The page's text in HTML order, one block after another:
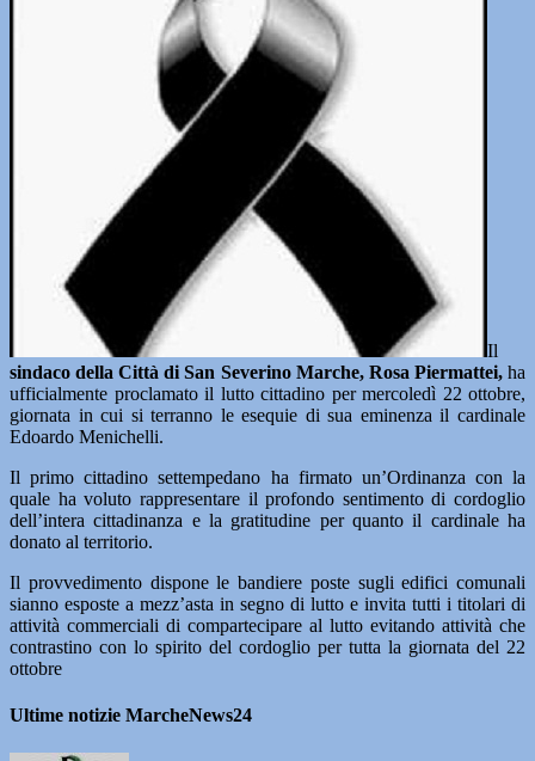
Il
sindaco della Città di San Severino Marche, Rosa Piermattei,ha
ufficialmente proclamato il lutto cittadino per mercoledì 22 ottobre,
giornata in cui si terranno le esequie di sua eminenza il cardinale
Edoardo Menichelli.
Il primo cittadino settempedano ha firmato un’Ordinanza con la
quale ha voluto rappresentare il profondo sentimento di cordoglio
dell’intera cittadinanza e la gratitudine per quanto il cardinale ha
donato al territorio.
Il provvedimento dispone le bandiere poste sugli edifici comunali
sianno esposte a mezz’asta in segno di lutto e invita tutti i titolari di
attività commerciali di compartecipare al lutto evitando attività che
contrastino con lo spirito del cordoglio per tutta la giornata del 22
ottobre
Ultime notizie MarcheNews24